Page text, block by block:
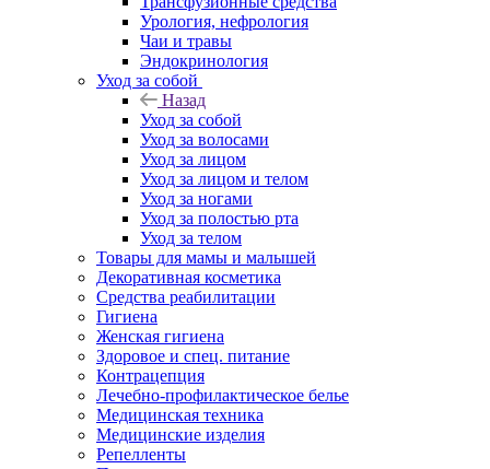
Урология, нефрология
Чаи и травы
Эндокринология
Уход за собой
Назад
Уход за собой
Уход за волосами
Уход за лицом
Уход за лицом и телом
Уход за ногами
Уход за полостью рта
Уход за телом
Товары для мамы и малышей
Декоративная косметика
Средства реабилитации
Гигиена
Женская гигиена
Здоровое и спец. питание
Контрацепция
Лечебно-профилактическое белье
Медицинская техника
Медицинские изделия
Репелленты